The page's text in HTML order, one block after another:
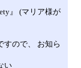
』 (マリア様が
すので、 お知ら
い